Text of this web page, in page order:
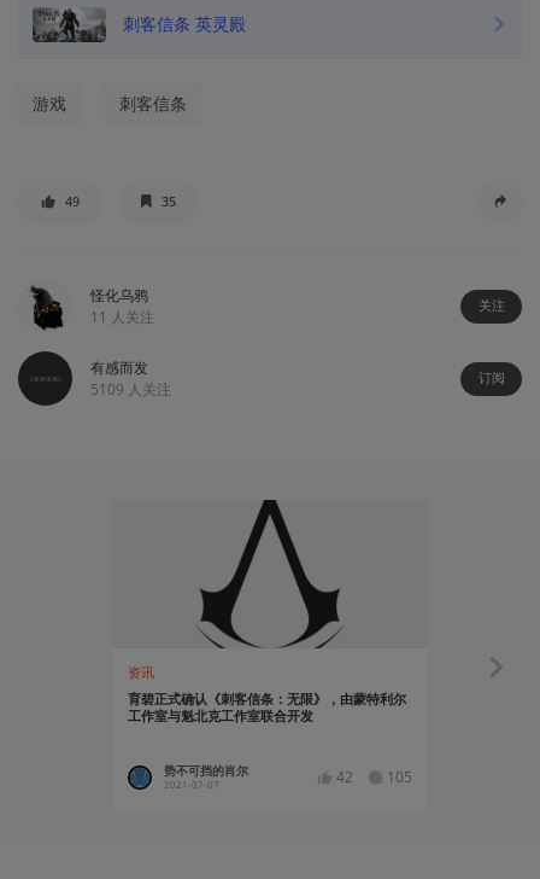
刺客信条 英灵殿
游戏 刺客信条
49 35
怪化乌鸦
11 人关注
关注
有感而发
5109 人关注
订阅
资讯
育碧正式确认《刺客信条：无限》，由蒙特利尔
工作室与魁北克工作室联合开发
势不可挡的肖尔
2021-07-07 42 105